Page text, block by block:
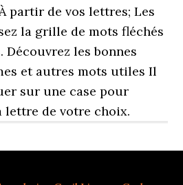
partir de vos lettres; Les
la grille de mots fléchés
les bonnes
et autres mots utiles Il
sur une case pour
de votre choix.